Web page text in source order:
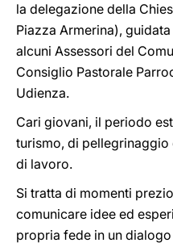
la delegazione della
Piazza Armerina),
alcuni Assessori del
Consiglio Pastorale
Udienza.
Cari giovani, il periodo
turismo, di
di lavoro.
Si tratta di momenti
comunicare idee ed
propria fede in un